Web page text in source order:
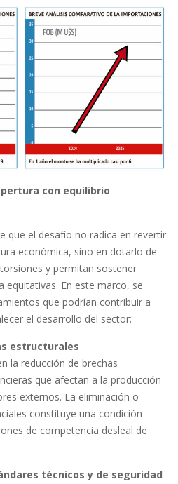
con equilibrio
que el desafío no radica en revertir
económica, sino en dotarlo de
y permitan sostener
equitativas. En este marco, se
que podrían contribuir a
el desarrollo del sector:
estructurales
la reducción de brechas
que afectan a la producción
externos. La eliminación o
constituye una condición
de competencia desleal de
técnicos y de seguridad